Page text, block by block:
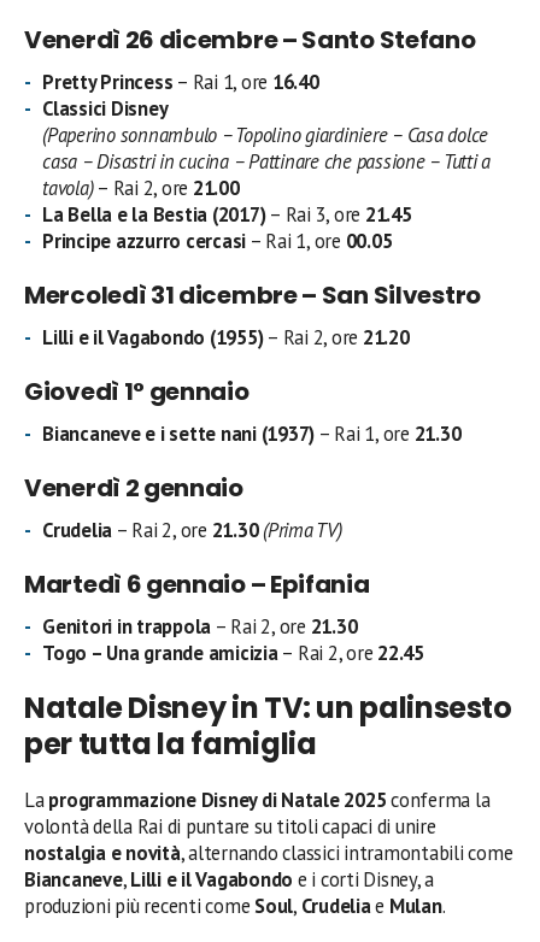
Venerdì 26 dicembre – Santo Stefano
Pretty Princess – Rai 1, ore 16.40
Classici Disney
(Paperino sonnambulo – Topolino giardiniere – Casa dolce
casa – Disastri in cucina – Pattinare che passione – Tutti a
tavola)– Rai 2, ore 21.00
La Bella e la Bestia (2017)– Rai 3, ore 21.45
Principe azzurro cercasi – Rai 1, ore 00.05
Mercoledì 31 dicembre – San Silvestro
Lilli e il Vagabondo (1955)– Rai 2, ore 21.20
Giovedì 1° gennaio
Biancaneve e i sette nani (1937) – Rai 1, ore 21.30
Venerdì 2 gennaio
Crudelia – Rai 2, ore 21.30 (Prima TV)
Martedì 6 gennaio – Epifania
Genitori in trappola – Rai 2, ore 21.30
Togo – Una grande amicizia– Rai 2, ore 22.45
Natale Disney in TV: un palinsesto
per tutta la famiglia
Laprogrammazione Disney di Natale 2025conferma la
volontà della Rai di puntare su titoli capaci di unire
nostalgia e novità, alternando classici intramontabili come
Biancaneve,Lilli e il Vagabondo e i corti Disney, a
produzioni più recenti come Soul, Crudeliae Mulan.